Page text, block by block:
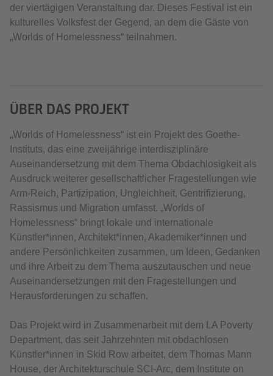
der viertägigen Veranstaltung dar. Dieses Festival ist ein
kulturelles Volksfest der Gegend, an dem die Gäste von
„Worlds of Homelessness“ teilnahmen.
ÜBER DAS PROJEKT
„Worlds of Homelessness“ ist ein Projekt des Goethe-
Instituts, das eine zweijährige interdisziplinäre
Auseinandersetzung mit dem Thema Obdachlosigkeit als
Ausdruck weiterer gesellschaftlicher Fragestellungen wie
Arm-Reich, Partizipation, Ungleichheit, Gentrifizierung,
Rassismus und Migration umfasst. „Worlds of
Homelessness“ bringt lokale und internationale
Künstler*innen, Architekt*innen, Akademiker*innen und
andere Persönlichkeiten zusammen, um Ideen, Gedanken
und ihre Arbeit zu dem Thema auszutauschen und neue
Auseinandersetzungen mit den Fragestellungen und
Herausforderungen zu schaffen.
Das Projekt wird in Zusammenarbeit mit dem LA Poverty
Department, das seit Jahrzehnten mit obdachlosen
Künstler*innen in Skid Row arbeitet, dem Thomas Mann
House, der Architekturschule SCI-Arc, dem Institute on